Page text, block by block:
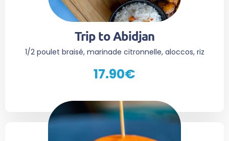
Trip to Abidjan
1/2 poulet braisé, marinade citronnelle, aloccos, riz
17.90€